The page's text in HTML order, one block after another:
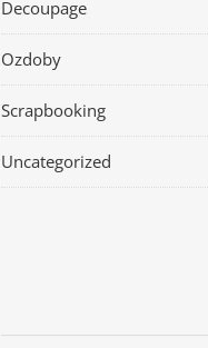
Decoupage
Ozdoby
Scrapbooking
Uncategorized